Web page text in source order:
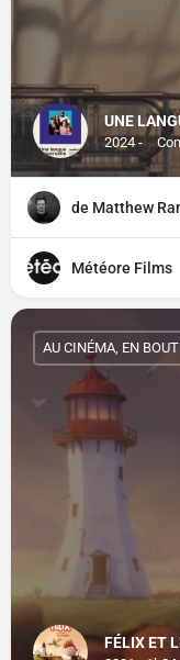
UNE
2024 -
de Matthew
Météore Films
FÉLIX ET
AU CINÉMA, EN